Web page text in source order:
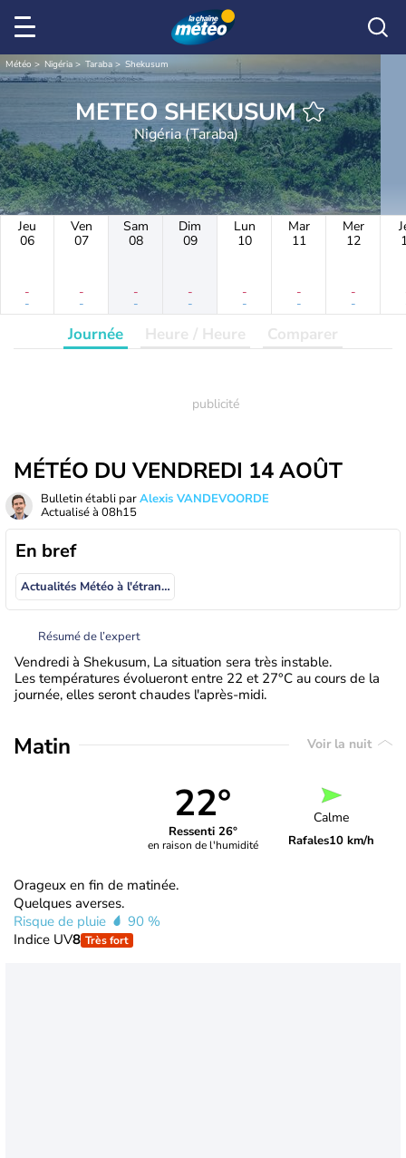
Météo Nigéria Taraba Shekusum
METEO SHEKUSUM
Nigéria (Taraba)
Jeu
06
-
-
Ven
07
-
-
Sam
08
-
-
Dim
09
-
-
Lun
10
-
-
Mar
11
-
-
Mer
12
-
-
Journée Heure / Heure Comparer
MÉTÉO DU VENDREDI 14 AOÛT
Bulletin établi parAlexis VANDEVOORDE
Actualisé à 08h15
En bref
Actualités Météo à l'étranger
Résumé de l’expert
Vendredi à Shekusum, La situation sera très instable.
Les températures évolueront entre 22 et 27°C au cours de la
journée, elles seront chaudes l'après-midi.
Matin Voir la nuit
22°
Ressenti 26°
en raison de l'humidité
Calme
Rafales10 km/h
Orageux en fin de matinée.
Quelques averses.
Risque de pluie
90 %
Indice UV8 Très fort